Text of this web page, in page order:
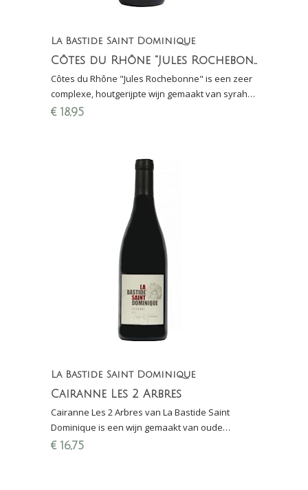
La Bastide Saint Dominique
Côtes du Rhône "Jules Rochebonne"
Côtes du Rhône "Jules Rochebonne" is een zeer
complexe, houtgerijpte wijn gemaakt van syrah
(80%) en grenache (20%). Grote Hamerma 2018:
€ 18,95
La Bastide Saint Dominique
Cairanne Les 2 Arbres
Cairanne Les 2 Arbres van La Bastide Saint
Dominique is een wijn gemaakt van oude
wijnstokken aangeplant in één van de beste
€ 16,75